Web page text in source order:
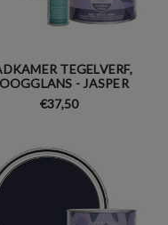
TEGELVERF,
- JASPER
€37,50